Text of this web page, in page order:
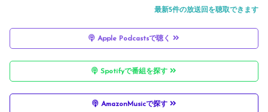
最新5件の放送回を聴取できます
Apple Podcastsで聴く
Spotifyで番組を探す
AmazonMusicで探す